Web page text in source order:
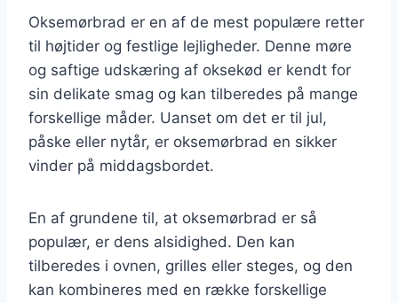
Oksemørbrad er en af de mest populære retter
til højtider og festlige lejligheder. Denne møre
og saftige udskæring af oksekød er kendt for
sin delikate smag og kan tilberedes på mange
forskellige måder. Uanset om det er til jul,
påske eller nytår, er oksemørbrad en sikker
vinder på middagsbordet.
En af grundene til, at oksemørbrad er så
populær, er dens alsidighed. Den kan
tilberedes i ovnen, grilles eller steges, og den
kan kombineres med en række forskellige